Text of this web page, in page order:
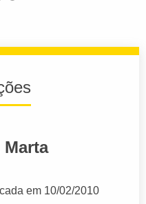
em 10/02/2010